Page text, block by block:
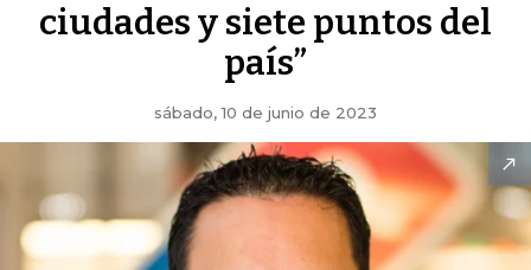
ciudades y siete puntos del
país”
sábado, 10 de junio de 2023